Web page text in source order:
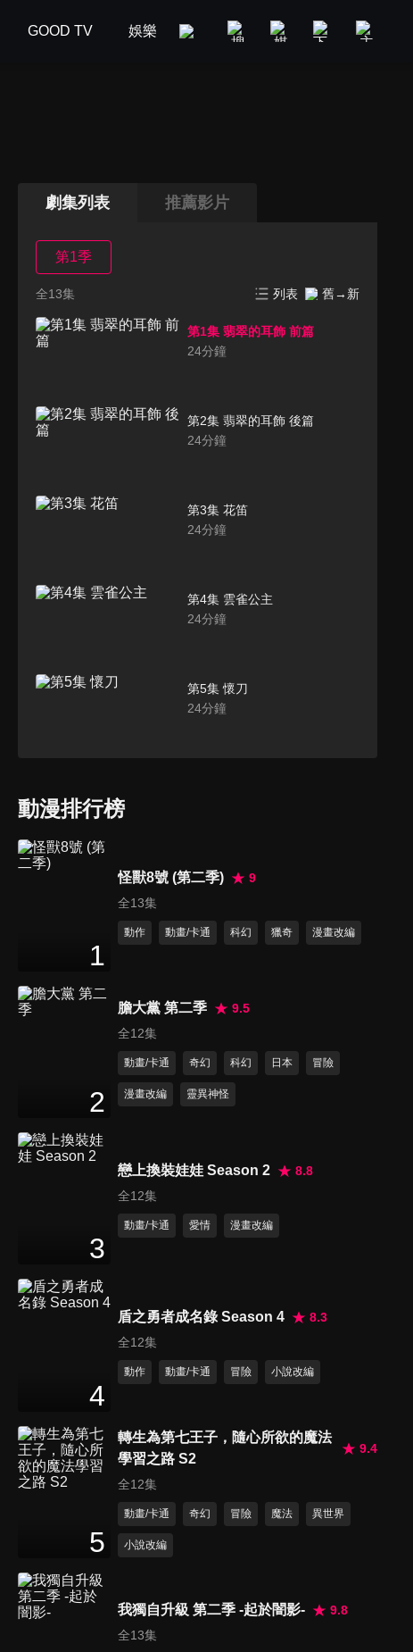
GOOD TV 娛樂 美食旅遊 新聞政論
劇集列表 推薦影片
第1季
全13集 列表 舊→新
第1集 翡翠的耳飾 前篇
24分鐘
第2集 翡翠的耳飾 後篇
24分鐘
第3集 花笛
24分鐘
第4集 雲雀公主
24分鐘
第5集 懷刀
24分鐘
第7集 向琉璃祈願
24分鐘
24分鐘
第11集 布局
第12集 兄妹
動漫排行榜
1
怪獸8號 (第二季)
9
全13集
動作 動畫/卡通 科幻 獵奇 漫畫改編
2
膽大黨 第二季
9.5
全12集
動畫/卡通 奇幻 科幻 日本 冒險
漫畫改編 靈異神怪
3
戀上換裝娃娃 Season 2
8.8
全12集
動畫/卡通 愛情 漫畫改編
4
盾之勇者成名錄 Season 4
8.3
全12集
動作 動畫/卡通 冒險 小說改編
5
轉生為第七王子，隨心所欲的魔法
學習之路 S2
9.4
全12集
動畫/卡通 奇幻 冒險 魔法 異世界
小說改編
我獨自升級 第二季 -起於闇影-
9.8
全13集